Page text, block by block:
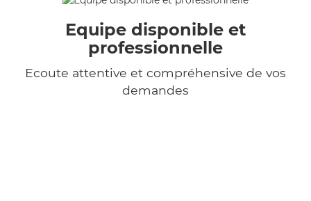
Equipe disponible et
professionnelle
Ecoute attentive et compréhensive de vos
demandes